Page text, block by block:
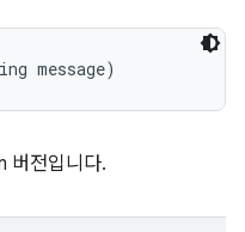
message)
버전입니다.